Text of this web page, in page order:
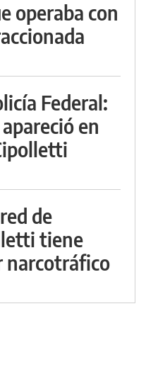
operaba con
Federal:
en
de
tiene
narcotráfico